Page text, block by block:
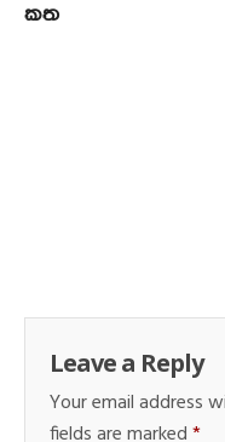
කත
Leave a Reply
Your email address
fields are marked*